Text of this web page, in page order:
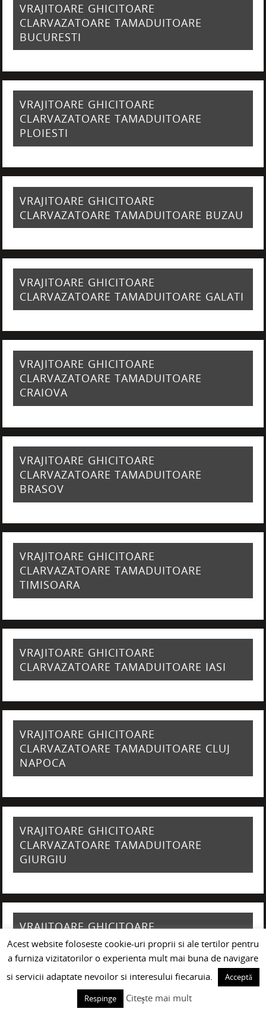
VRAJITOARE GHICITOARE
CLARVAZATOARE TAMADUITOARE
BUCURESTI
VRAJITOARE GHICITOARE
CLARVAZATOARE TAMADUITOARE
PLOIESTI
VRAJITOARE GHICITOARE
CLARVAZATOARE TAMADUITOARE BUZAU
VRAJITOARE GHICITOARE
CLARVAZATOARE TAMADUITOARE GALATI
VRAJITOARE GHICITOARE
CLARVAZATOARE TAMADUITOARE
CRAIOVA
VRAJITOARE GHICITOARE
CLARVAZATOARE TAMADUITOARE
BRASOV
VRAJITOARE GHICITOARE
CLARVAZATOARE TAMADUITOARE
TIMISOARA
VRAJITOARE GHICITOARE
CLARVAZATOARE TAMADUITOARE IASI
VRAJITOARE GHICITOARE
CLARVAZATOARE TAMADUITOARE CLUJ
NAPOCA
VRAJITOARE GHICITOARE
CLARVAZATOARE TAMADUITOARE
GIURGIU
VRAJITOARE GHICITOARE
CLARVAZATOARE TAMADUITOARE
CONSTANTA
Acest website foloseste cookie-uri proprii si ale tertilor pentru
a furniza vizitatorilor o experienta mult mai buna de navigare
si servicii adaptate nevoilor si interesului fiecaruia.
Acceptă
Respinge
Citește mai mult